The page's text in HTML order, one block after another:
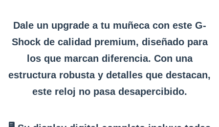
Dale un upgrade a tu muñeca con este G-
Shock de calidad premium, diseñado para
los que marcan diferencia. Con una
estructura robusta y detalles que destacan,
este reloj no pasa desapercibido.